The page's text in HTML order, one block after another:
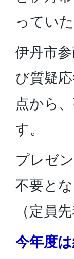
ってい
伊丹市
び質疑
点から
す。
プレゼ
不要と
（定員
今年度